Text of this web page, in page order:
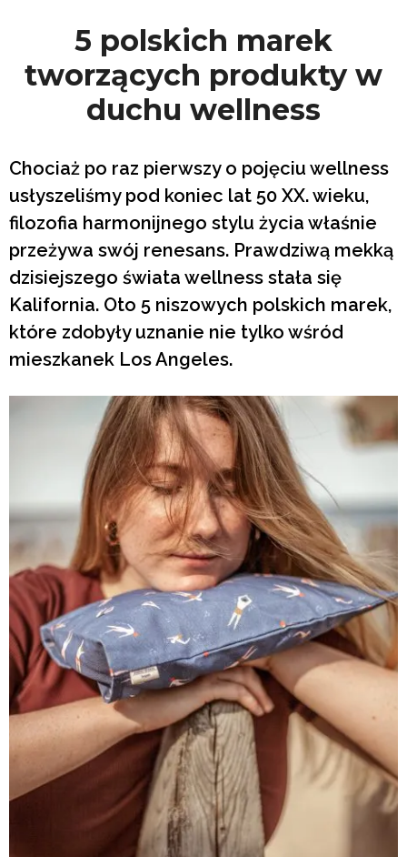
5 polskich marek
tworzących produkty w
duchu wellness
Chociaż po raz pierwszy o pojęciu wellness
usłyszeliśmy pod koniec lat 50 XX. wieku,
filozofia harmonijnego stylu życia właśnie
przeżywa swój renesans. Prawdziwą mekką
dzisiejszego świata wellness stała się
Kalifornia. Oto 5 niszowych polskich marek,
które zdobyły uznanie nie tylko wśród
mieszkanek Los Angeles.